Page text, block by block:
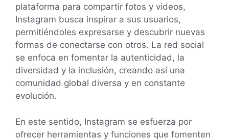
plataforma para compartir fotos y videos,
Instagram busca inspirar a sus usuarios,
permitiéndoles expresarse y descubrir nuevas
formas de conectarse con otros. La red social
se enfoca en fomentar la autenticidad, la
diversidad y la inclusión, creando así una
comunidad global diversa y en constante
evolución.
En este sentido, Instagram se esfuerza por
ofrecer herramientas y funciones que fomenten